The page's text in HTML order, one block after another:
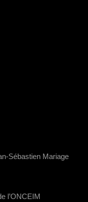
Sébastien Mariage
l’ONCEIM